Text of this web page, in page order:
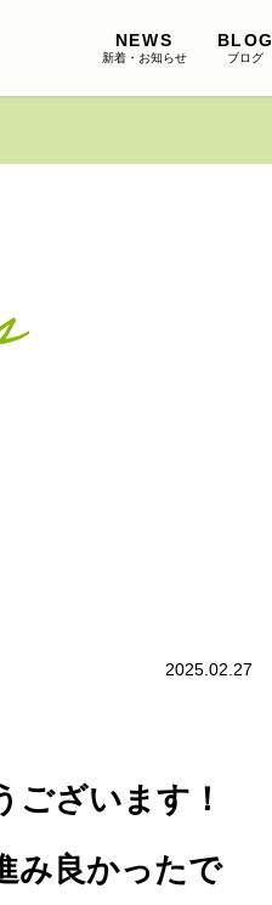
NEWS
新着・お知らせ
BLOG
ブログ
2025.02.27
ざいます！
み良かったで